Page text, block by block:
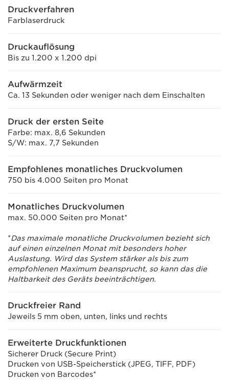
Druckverfahren
Farblaserdruck
Druckauflösung
Bis zu 1.200 x 1.200 dpi
Aufwärmzeit
Ca. 13 Sekunden oder weniger nach dem Einschalten
Druck der ersten Seite
Farbe: max. 8,6 Sekunden
S/W: max. 7,7 Sekunden
Empfohlenes monatliches Druckvolumen
750 bis 4.000 Seiten pro Monat
Monatliches Druckvolumen
max. 50.000 Seiten pro Monat*
*Das maximale monatliche Druckvolumen bezieht sich
auf einen einzelnen Monat mit besonders hoher
Auslastung. Wird das System stärker als bis zum
empfohlenen Maximum beansprucht, so kann das die
Haltbarkeit des Geräts beeinträchtigen.
Druckfreier Rand
Jeweils 5 mm oben, unten, links und rechts
Erweiterte Druckfunktionen
Sicherer Druck (Secure Print)
Drucken von USB-Speicherstick (JPEG, TIFF, PDF)
Drucken von Barcodes*